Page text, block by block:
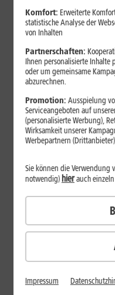
Eine Smartwatch macht
sichtbar. Erfahre, wie Du
keine medizinische
Mehr erfahren
Outdoor-
eignen sich
Komfort: Erweiterte
statistische Analyse der
von Inhalten
Partnerschaften:
Ihnen personalisierte Inhalte
oder um gemeinsame
abzurechnen.
Promotion: Ausspielung
Serviceangeboten auf
(personalisierte Werbung),
Wirksamkeit unserer
Werbepartnern
Sie können die Verwendung
notwendig) hierauch
Impressum